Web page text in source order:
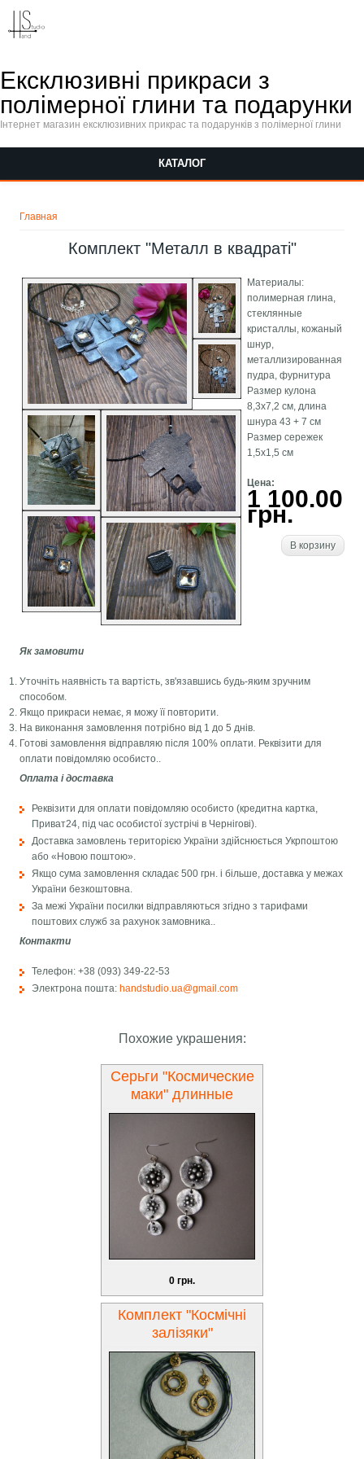
Ексклюзивні прикраси з
полімерної глини та подарунки
Інтернет магазин ексклюзивних прикрас та подарунків з полімерної глини
КАТАЛОГ
Главная
Комплект "Металл в квадраті"
Материалы:
полимерная глина,
стеклянные
кристаллы, кожаный
шнур,
металлизированная
пудра, фурнитура
Размер кулона
8,3х7,2 см, длина
шнура 43 + 7 см
Размер сережек
1,5х1,5 см
Цена:
1 100.00
грн.
В корзину
Як замовити
Уточніть наявність та вартість, зв'язавшись будь-яким зручним
способом.
Якщо прикраси немає, я можу її повторити.
На виконання замовлення потрібно від 1 до 5 днів.
Готові замовлення відправляю після 100% оплати. Реквізити для
оплати повідомляю особисто..
Оплата і доставка
Реквізити для оплати повідомляю особисто (кредитна картка,
Приват24, під час особистої зустрічі в Чернігові).
Доставка замовлень територією України здійснюється Укрпоштою
або «Новою поштою».
Якщо сума замовлення складає 500 грн. і більше, доставка у межах
України безкоштовна.
За межі України посилки відправляються згідно з тарифами
поштових служб за рахунок замовника..
Контакти
Телефон: +38 (093) 349-22-53
Электрона пошта:handstudio.ua@gmail.com
Похожие украшения:
Серьги "Космические
маки" длинные
0 грн.
Комплект "Космічні
залізяки"